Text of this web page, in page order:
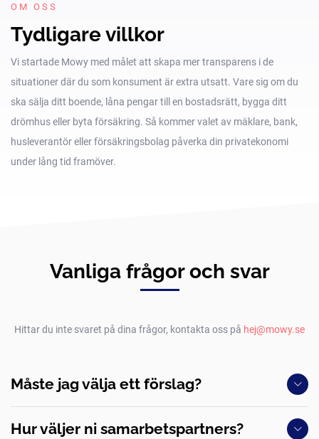
OM OSS
Tydligare villkor
Vi startade Mowy med målet att skapa mer transparens i de
situationer där du som konsument är extra utsatt. Vare sig om du
ska sälja ditt boende, låna pengar till en bostadsrätt, bygga ditt
drömhus eller byta försäkring. Så kommer valet av mäklare, bank,
husleverantör eller försäkringsbolag påverka din privatekonomi
under lång tid framöver.
Vanliga frågor och svar
Hittar du inte svaret på dina frågor, kontakta oss på hej@mowy.se
Måste jag välja ett förslag?
Hur väljer ni samarbetspartners?